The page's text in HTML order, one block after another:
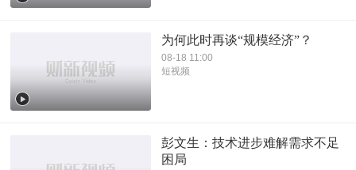
为何此时再谈“规模经济”？
08-18 11:00
短视频
彭文生：技术进步难解需求不足
困局